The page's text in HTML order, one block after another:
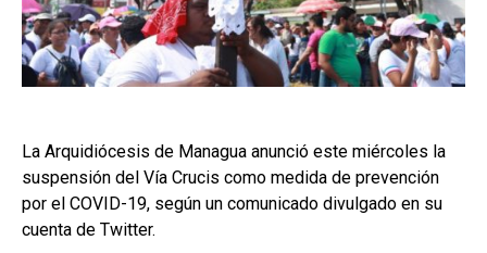
La Arquidiócesis de Managua anunció este miércoles la
suspensión del Vía Crucis como medida de prevención
por el COVID-19, según un comunicado divulgado en su
cuenta de Twitter.